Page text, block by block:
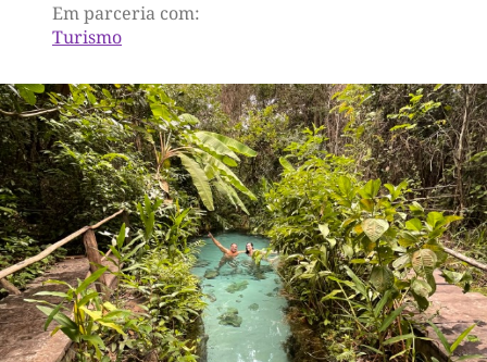
Em parceria com:
Turismo